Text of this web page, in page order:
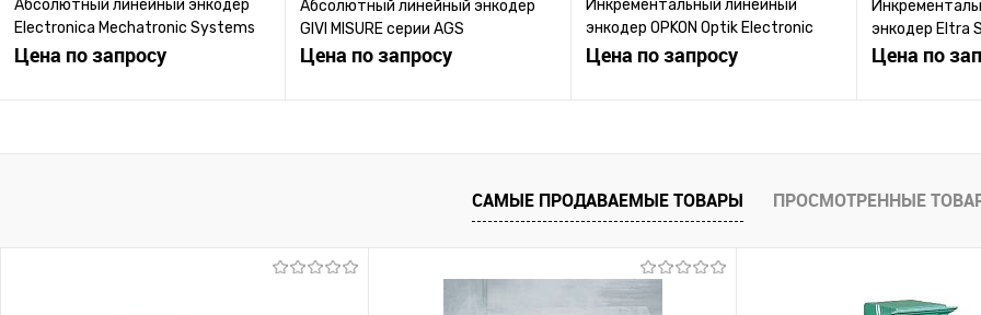
Абсолютный линейный энкодер
Electronica Mechatronic Systems
серии EMC14
Цена по запросу
Абсолютный линейный энкодер
GIVI MISURE серии AGS
Цена по запросу
К сравнению
Под заказ
Инкрементальный линейный
энкодер OPKON Optik Electronic
серии MLC
Цена по запросу
Купить в 1 клик
К сравнению
В избранное
энкодер Eltra
Цена по
Купить в 1
САМЫЕ ПРОДАВАЕМЫЕ ТОВАРЫ ПРОСМОТРЕННЫЕ